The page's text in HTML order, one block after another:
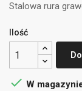
Stalowa rura
Ilość
 W